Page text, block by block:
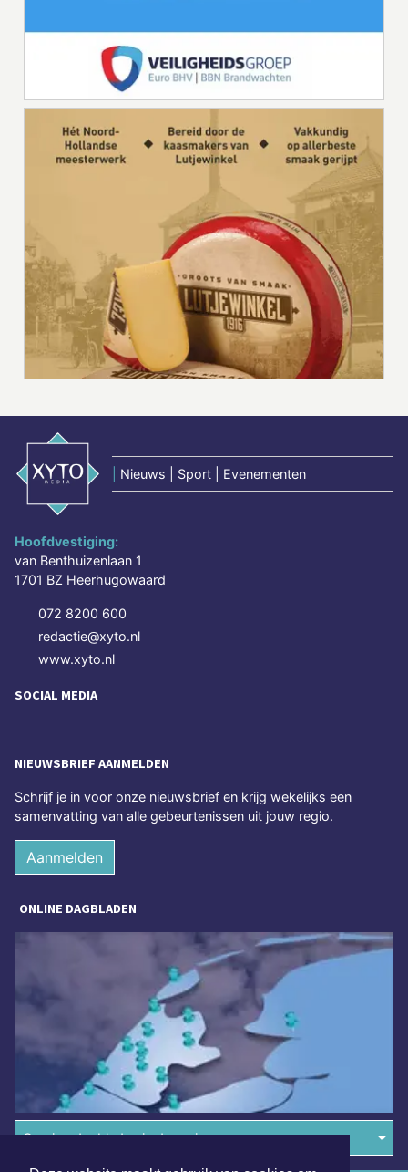
Nieuws | Sport | Evenementen
Hoofdvestiging:
van Benthuizenlaan 1
1701 BZ Heerhugowaard
072 8200 600
redactie@xyto.nl
www.xyto.nl
SOCIAL MEDIA
NIEUWSBRIEF AANMELDEN
Schrijf je in voor onze nieuwsbrief en krijg wekelijks een
samenvatting van alle gebeurtenissen uit jouw regio.
Aanmelden
ONLINE DAGBLADEN
Overige dagbladen in de regio